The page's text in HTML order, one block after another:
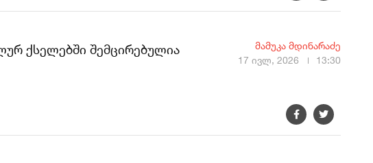
ქსელებში შემცირებულია
მამუკა მდინარაძე
17 ივლ, 2026
13:30